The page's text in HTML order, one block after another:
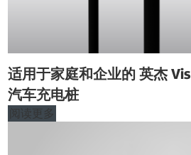
适用于家庭和企业的 英杰
汽车充电桩
阅读更多